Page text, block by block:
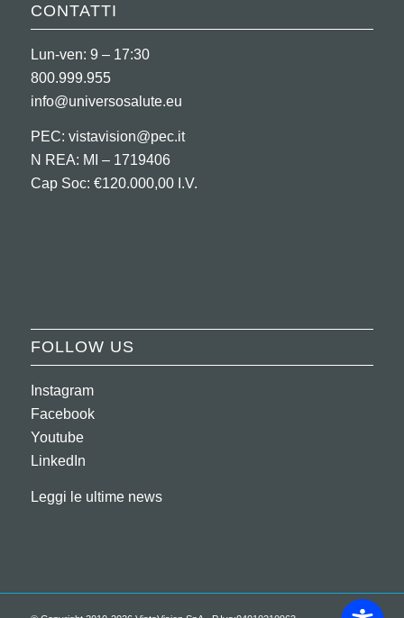
CONTATTI
Lun-ven: 9 – 17:30
800.999.955
info@universosalute.eu
PEC: vistavision@pec.it
N REA: MI – 1719406
Cap Soc: €120.000,00 I.V.
FOLLOW US
Instagram
Facebook
Youtube
LinkedIn
Leggi le ultime news